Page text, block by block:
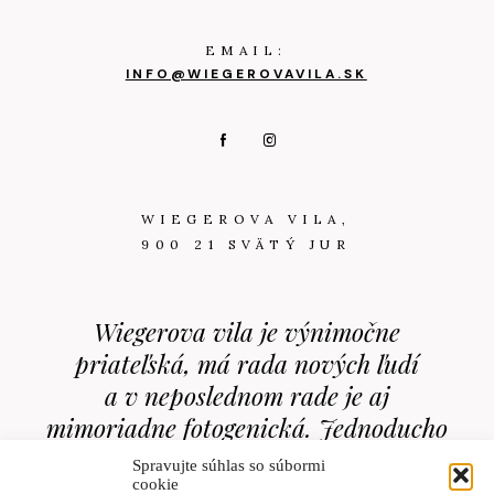
Spravujte súhlas so súbormi
cookie
Wiegerova vila je výnimočne
priateľská, má rada nových ľudí
a v neposlednom rade je aj
mimoriadne fotogenická. Jednoducho
Vás od prvého momentu chytí za
EMAIL:
INFO@WIEGEROVAVILA.SK
WIEGEROVA VILA,
900 21 SVÄTÝ JUR